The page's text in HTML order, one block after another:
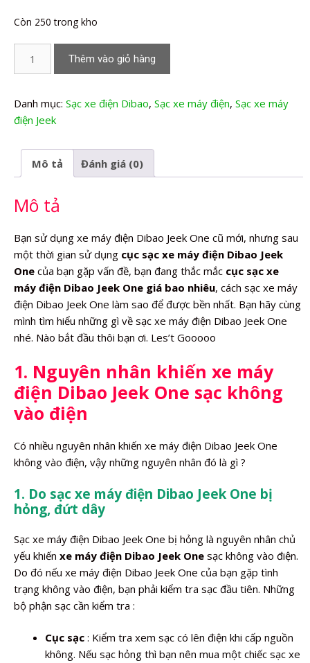
Còn 250 trong kho
điện
Dibao
One
Thêm vào giỏ hàng
Danh mục: Sạc xe điện Dibao, Sạc xe máy điện, Sạc xe máy
điện Jeek
Mô tả Đánh giá (0)
Mô tả
Bạn sử dụng xe máy điện Dibao Jeek One cũ mới, nhưng sau
một thời gian sử dụng cục sạc xe máy điện Dibao Jeek
One của bạn gặp vấn đề, bạn đang thắc mắc cục sạc xe
máy điện Dibao Jeek One giá bao nhiêu, cách sạc xe máy
điện Dibao Jeek One làm sao để được bền nhất. Bạn hãy cùng
mình tìm hiểu những gì về sạc xe máy điện Dibao Jeek One
nhé. Nào bắt đầu thôi bạn ơi. Les’t Gooooo
1. Nguyên nhân khiến xe máy
điện Dibao Jeek One sạc không
vào điện
Có nhiều nguyên nhân khiến xe máy điện Dibao Jeek One
không vào điện, vậy những nguyên nhân đó là gì ?
1. Do sạc xe máy điện Dibao Jeek One bị
hỏng, đứt dây
Sạc xe máy điện Dibao Jeek One bị hỏng là nguyên nhân chủ
yếu khiến xe máy điện Dibao Jeek One sạc không vào điện.
Do đó nếu xe máy điện Dibao Jeek One của bạn gặp tình
trạng không vào điện, bạn phải kiểm tra sạc đầu tiên. Những
bộ phận sạc cần kiểm tra :
Cục sạc : Kiểm tra xem sạc có lên điện khi cấp nguồn
không. Nếu sạc hỏng thì bạn nên mua một chiếc sạc xe